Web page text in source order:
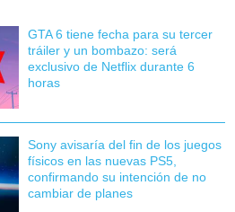
GTA 6 tiene fecha para su tercer
tráiler y un bombazo: será
exclusivo de Netflix durante 6
horas
Sony avisaría del fin de los juegos
físicos en las nuevas PS5,
confirmando su intención de no
cambiar de planes